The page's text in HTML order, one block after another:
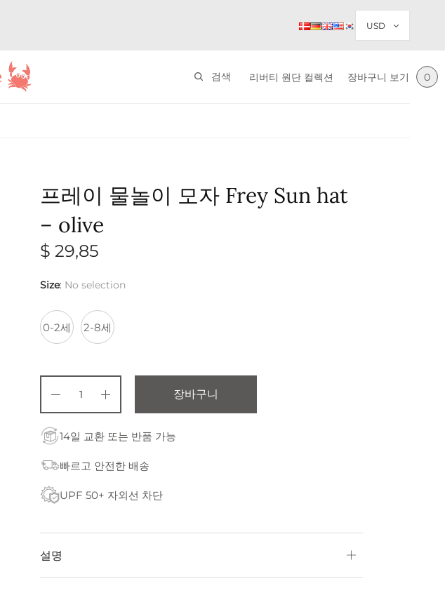
검색 리버티 원단 컬렉션 장바구니 보기 0
프레이 물놀이 모자 Frey Sun hat
– olive
$ 29,85
Size: No selection
0-2세 2-8세
장바구니
14일 교환 또는 반품 가능
빠르고 안전한 배송
UPF 50+ 자외선 차단
설명